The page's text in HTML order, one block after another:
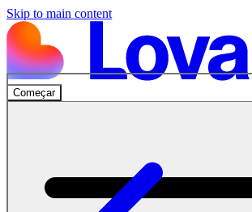
Skip to main content
Começar